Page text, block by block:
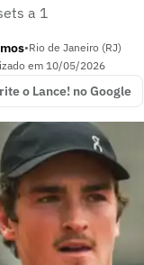
a 1
•Rio de Janeiro (RJ)
em 10/05/2026
o Lance! no Google